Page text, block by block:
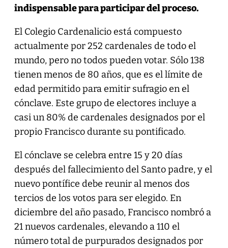
indispensable para participar del proceso.
El Colegio Cardenalicio está compuesto
actualmente por 252 cardenales de todo el
mundo, pero no todos pueden votar. Sólo 138
tienen menos de 80 años, que es el límite de
edad permitido para emitir sufragio en el
cónclave. Este grupo de electores incluye a
casi un 80% de cardenales designados por el
propio Francisco durante su pontificado.
El cónclave se celebra entre 15 y 20 días
después del fallecimiento del Santo padre, y el
nuevo pontífice debe reunir al menos dos
tercios de los votos para ser elegido. En
diciembre del año pasado, Francisco nombró a
21 nuevos cardenales, elevando a 110 el
número total de purpurados designados por